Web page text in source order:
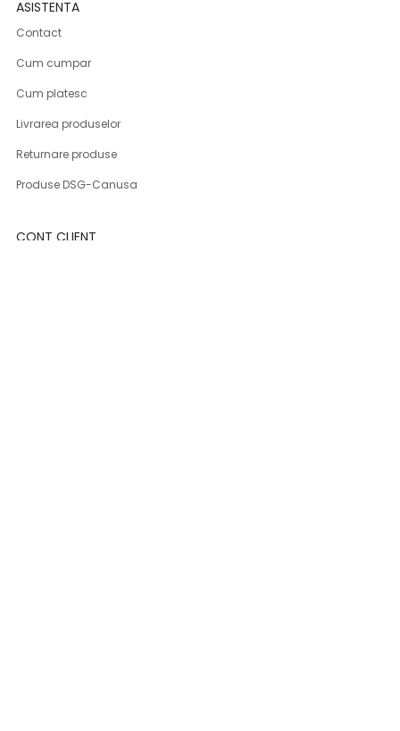
ASISTENTA
Contact
Cum cumpar
Cum platesc
Livrarea produselor
Returnare produse
Produse DSG-Canusa
CONT CLIENT